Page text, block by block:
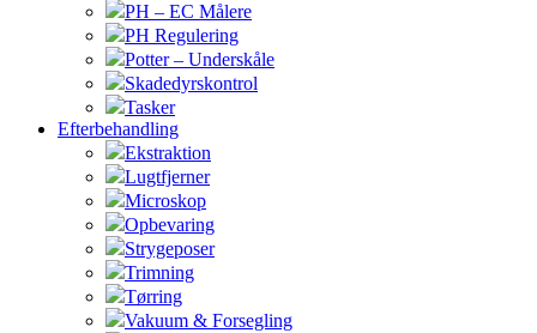
PH – EC Målere
PH Regulering
Potter – Underskåle
Skadedyrskontrol
Tasker
Efterbehandling
Ekstraktion
Lugtfjerner
Microskop
Opbevaring
Strygeposer
Trimning
Tørring
Vakuum & Forsegling